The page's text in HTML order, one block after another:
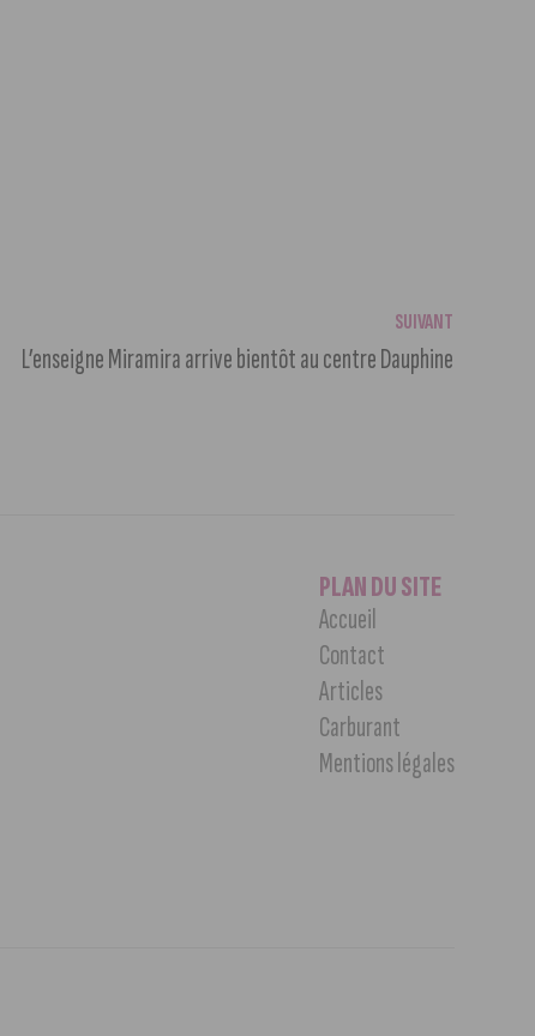
SUIVANT
L’enseigne Miramira arrive bientôt au centre Dauphine
PLAN DU SITE
Accueil
Contact
Articles
Carburant
Mentions légales